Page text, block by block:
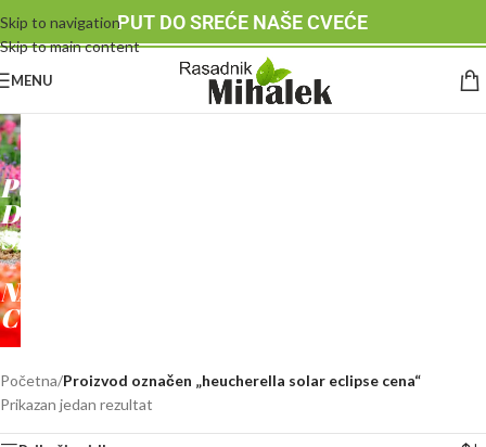
Skip to navigation
Skip to main content
PUT DO SREĆE NAŠE CVEĆE
MENU
RASADNIK
MIHALEK
PUT
DO
SREĆE
-
NAŠE
CVEĆE
Početna/Proizvod označen „heucherella solar eclipse cena“
Prikazan jedan rezultat